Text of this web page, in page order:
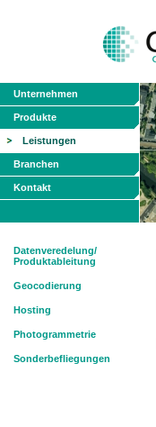
Unternehmen
Produkte
Leistungen
Branchen
Kontakt
Datenveredelung/
Produktableitung
Geocodierung
Hosting
Photogrammetrie
Sonderbefliegungen